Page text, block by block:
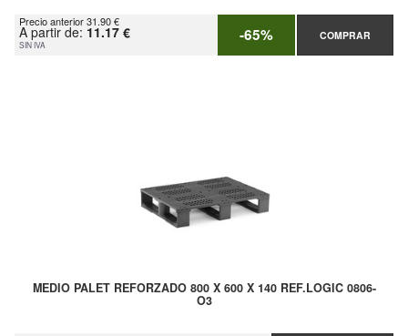
Precio anterior 31.90 €
A partir de: 11.17 €
SIN IVA -65% COMPRAR
MEDIO PALET REFORZADO 800 X 600 X 140 REF.LOGIC 0806-
O3